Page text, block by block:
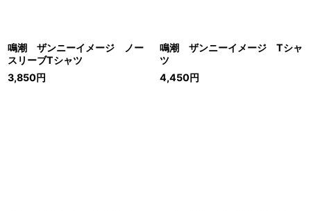
鳴潮 ザンニーイメージ ノー
スリーブTシャツ
3,850円
鳴潮 ザンニーイメージ Tシャ
ツ
4,450円